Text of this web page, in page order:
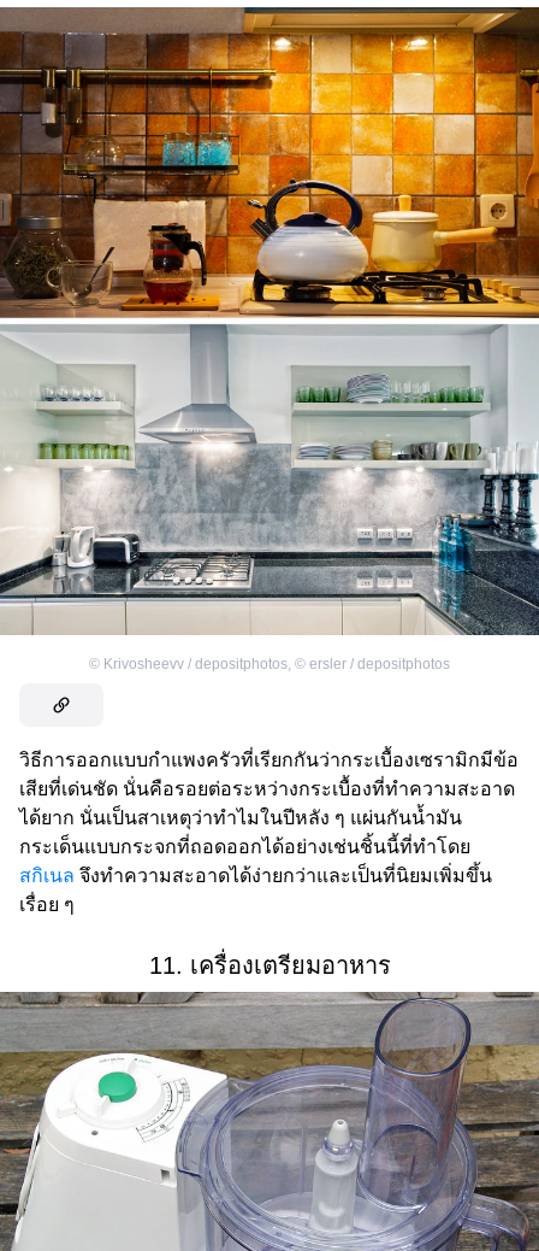
© Krivosheevv / depositphotos, © ersler / depositphotos
วิธีการออกแบบกำแพงครัวที่เรียกกันว่ากระเบื้องเซรามิกมีข้อ
เสียที่เด่นชัด นั่นคือรอยต่อระหว่างกระเบื้องที่ทำความสะอาด
ได้ยาก นั่นเป็นสาเหตุว่าทำไมในปีหลัง ๆ แผ่นกันน้ำมัน
กระเด็นแบบกระจกที่ถอดออกได้อย่างเช่นชิ้นนี้ที่ทำโดย
สกิเนล จึงทำความสะอาดได้ง่ายกว่าและเป็นที่นิยมเพิ่มขึ้น
เรื่อย ๆ
11. เครื่องเตรียมอาหาร